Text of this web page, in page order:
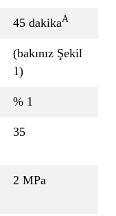
45 dakikaA
(bakınız Şekil
1)
% 1
35
2 MPa